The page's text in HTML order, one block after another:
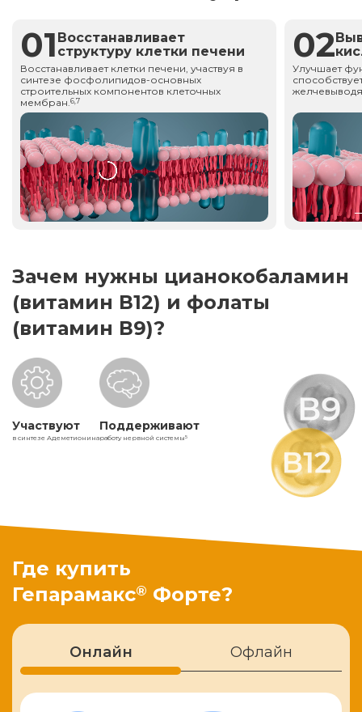
01 Восстанавливает
структуру клетки печени
Восстанавливает клетки печени, участвуя в
синтезе фосфолипидов-основных
строительных компонентов клеточных
мембран.6,7
02
Улучшает
Зачем нужны цианокобаламин
(витамин В12) и фолаты
(витамин В9)?
Участвуют
в синтезе Адеметионина
Поддерживают
работу нервной системы5
Где купить
Гепарамакс® Форте?
Онлайн Офлайн